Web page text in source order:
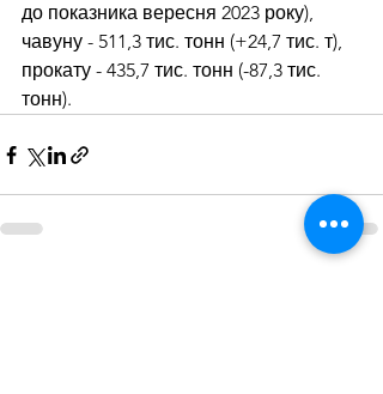
до показника вересня 2023 року),
чавуну - 511,3 тис. тонн (+24,7 тис. т),
прокату - 435,7 тис. тонн (-87,3 тис.
тонн).